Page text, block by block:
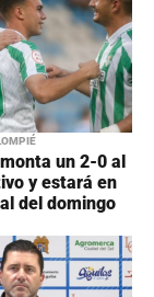
un 2-0 al
y estará en
del domingo